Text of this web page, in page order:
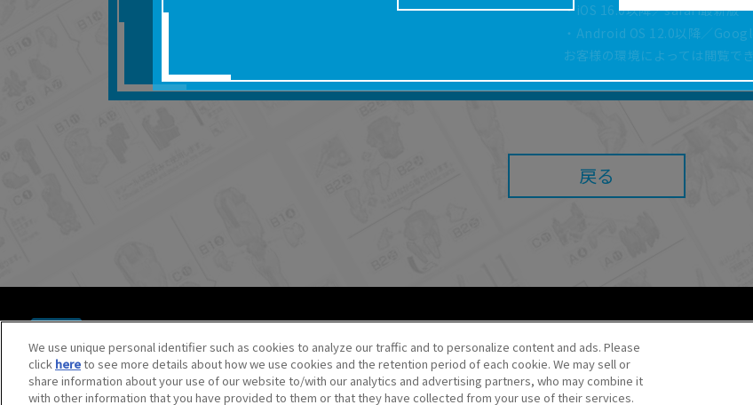
・iOS 16.0以降／safari最新版
・Android OS 12.0以降／
お客様の環境によっては閲覧で
戻る
© BANDAI SPIRITS CO.,LTD. ALL RIGHTS RESERVED.
©創通・サンライズ ©創通・サンライズ・MBS
©SOTSU・SUNRISE ©SOTSU・SUNRISE・MBS
©Nintendo・Creatures・GAME FREAK・TV Tokyo・ShoPro・JR Kikaku ©Pokémon
©Pokémon. ©Nintendo/Creatures Inc./GAME FREAK inc.
We use unique personal identifier such as cookies to analyze our traffic and to personalize content and ads. Please
click hereto see more details about how we use cookies and the retention period of each cookie. We may sell or
share information about your use of our website to/with our analytics and advertising partners, who may combine it
with other information that you have provided to them or that they have collected from your use of their services.
■対象商品仕様の変更などにより、取扱説明書の内容は予告なく変更さ
■当社は、取扱説明書の正確性確保に努めておりますが、取扱説明書の
■お客様のご利用環境によっては、本サービスをご利用いただけない場
器、ネットワークへの障害（コンピューターウィルスに起因する障害
■当社は、本サービスの内容・条件を予告なく変更または停止すること